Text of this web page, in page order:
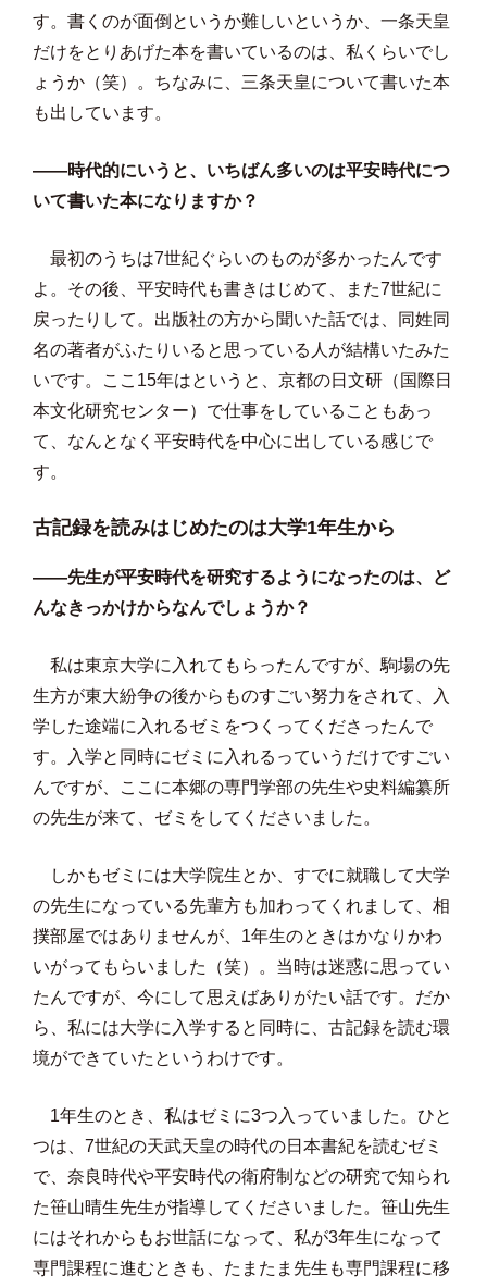
す。書くのが面倒というか難しいというか、一条天皇
だけをとりあげた本を書いているのは、私くらいでし
ょうか（笑）。ちなみに、三条天皇について書いた本
も出しています。
——時代的にいうと、いちばん多いのは平安時代につ
いて書いた本になりますか？
最初のうちは7世紀ぐらいのものが多かったんです
よ。その後、平安時代も書きはじめて、また7世紀に
戻ったりして。出版社の方から聞いた話では、同姓同
名の著者がふたりいると思っている人が結構いたみた
いです。ここ15年はというと、京都の日文研（国際日
本文化研究センター）で仕事をしていることもあっ
て、なんとなく平安時代を中心に出している感じで
す。
古記録を読みはじめたのは大学1年生から
——先生が平安時代を研究するようになったのは、ど
んなきっかけからなんでしょうか？
私は東京大学に入れてもらったんですが、駒場の先
生方が東大紛争の後からものすごい努力をされて、入
学した途端に入れるゼミをつくってくださったんで
す。入学と同時にゼミに入れるっていうだけですごい
んですが、ここに本郷の専門学部の先生や史料編纂所
の先生が来て、ゼミをしてくださいました。
しかもゼミには大学院生とか、すでに就職して大学
の先生になっている先輩方も加わってくれまして、相
撲部屋ではありませんが、1年生のときはかなりかわ
いがってもらいました（笑）。当時は迷惑に思ってい
たんですが、今にして思えばありがたい話です。だか
ら、私には大学に入学すると同時に、古記録を読む環
境ができていたというわけです。
1年生のとき、私はゼミに3つ入っていました。ひと
つは、7世紀の天武天皇の時代の日本書紀を読むゼミ
で、奈良時代や平安時代の衛府制などの研究で知られ
た笹山晴生先生が指導してくださいました。笹山先生
にはそれからもお世話になって、私が3年生になって
専門課程に進むときも、たまたま先生も専門課程に移